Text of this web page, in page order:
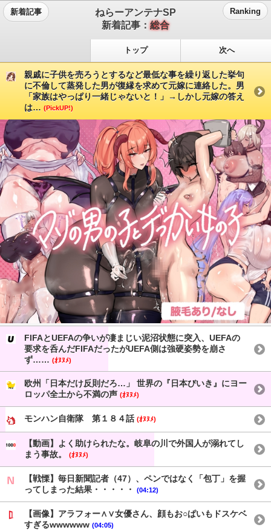
新着記事
ねらーアンテナSP
新着記事：総合
Ranking
トップ 次へ
親戚に子供を売ろうとするなど最低な事を繰り返した挙句
に不倫して蒸発した男が復縁を求めて元嫁に連絡した。男
「家族はやっぱり一緒じゃないと！」→しかし元嫁の答え
は… (PickUP!)
FIFAとUEFAの争いが凄まじい泥沼状態に突入、UEFAの
要求を呑んだFIFAだったがUEFA側は強硬姿勢を崩さ
ず…… (ｵﾇﾇﾒ)
欧州「日本だけ反則だろ…」 世界の『日本びいき』にヨー
ロッパ全土から不満の声 (ｵﾇﾇﾒ)
モンハン自衛隊 第１８４話 (ｵﾇﾇﾒ)
【動画】よく助けられたな。岐阜の川で外国人が溺れてし
まう事故。
(ｵﾇﾇﾒ)
【戦慄】毎日新聞記者（47）、ペンではなく「包丁」を握
ってしまった結果・・・・・
(04:12)
【画像】アラフォー∧∨女優さん、顔もお○ぱいもドスケベ
すぎるwwwwww (04:05)